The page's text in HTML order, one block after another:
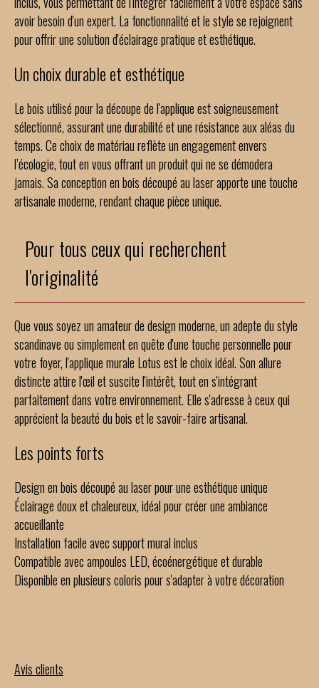
avoir besoin d'un expert. La fonctionnalité et le style se rejoignent
pour offrir une solution d'éclairage pratique et esthétique.
Un choix durable et esthétique
Le bois utilisé pour la découpe de l'applique est soigneusement
sélectionné, assurant une durabilité et une résistance aux aléas du
temps. Ce choix de matériau reflète un engagement envers
l’écologie, tout en vous offrant un produit qui ne se démodera
jamais. Sa conception en bois découpé au laser apporte une touche
artisanale moderne, rendant chaque pièce unique.
Pour tous ceux qui recherchent
l'originalité
Que vous soyez un amateur de design moderne, un adepte du style
scandinave ou simplement en quête d'une touche personnelle pour
votre foyer, l'applique murale Lotus est le choix idéal. Son allure
distincte attire l'œil et suscite l'intérêt, tout en s'intégrant
parfaitement dans votre environnement. Elle s'adresse à ceux qui
apprécient la beauté du bois et le savoir-faire artisanal.
Les points forts
Design en bois découpé au laser pour une esthétique unique
Éclairage doux et chaleureux, idéal pour créer une ambiance
accueillante
Installation facile avec support mural inclus
Compatible avec ampoules LED, écoénergétique et durable
Disponible en plusieurs coloris pour s'adapter à votre décoration
Avis clients